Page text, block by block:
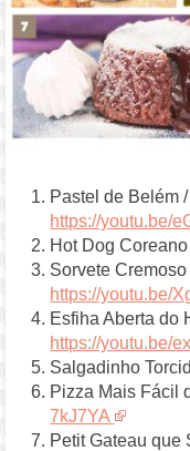
Pastel de Belém
https://youtu.be/
Hot Dog
Sorvete
https://youtu.be/
Esfiha Aberta do
https://youtu.be/
Salgadinho
Pizza Mais Fácil
7kJ7YA
Petit Gateau que